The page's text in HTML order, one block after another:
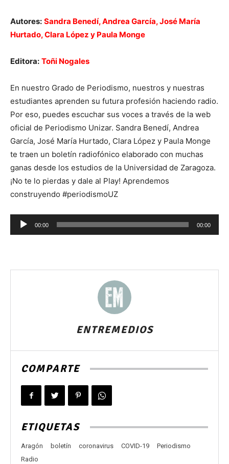
Autores: Sandra Benedí, Andrea García, José María
Hurtado, Clara López y Paula Monge
Editora: Toñi Nogales
En nuestro Grado de Periodismo, nuestros y nuestras
estudiantes aprenden su futura profesión haciendo radio.
Por eso, puedes escuchar sus voces a través de la web
oficial de Periodismo Unizar. Sandra Benedí, Andrea
García, José María Hurtado, Clara López y Paula Monge
te traen un boletín radiofónico elaborado con muchas
ganas desde los estudios de la Universidad de Zaragoza.
¡No te lo pierdas y dale al Play! Aprendemos
construyendo #periodismoUZ
Reproductor
de
00:00 00:00
ENTREMEDIOS
COMPARTE
ETIQUETAS
Aragón boletín coronavirus COVID-19
Periodismo
Radio